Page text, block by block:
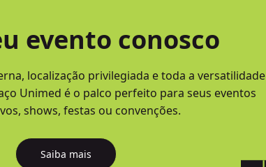
evento conosco
localização privilegiada e toda a versatilidade
Unimed é o palco perfeito para seus eventos
shows, festas ou convenções.
Saiba mais